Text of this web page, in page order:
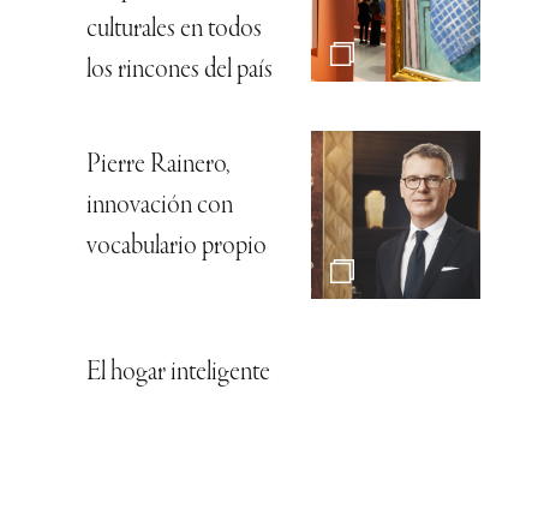
culturales en todos
los rincones del país
Pierre Rainero,
innovación con
vocabulario propio
El hogar inteligente